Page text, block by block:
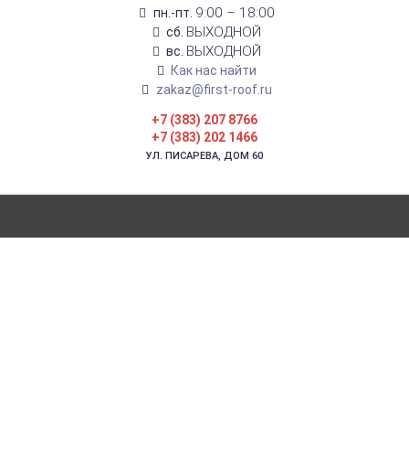
пн.-пт. 9:00 – 18:00
сб. ВЫХОДНОЙ
вс. ВЫХОДНОЙ
Как нас найти
zakaz@first-roof.ru
+7 (383) 207 8766
+7 (383) 202 1466
УЛ. ПИСАРЕВА, ДОМ 60